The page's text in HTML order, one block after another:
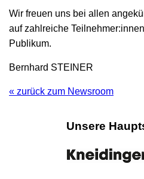
Wir freuen uns bei allen
auf zahlreiche
Publikum.
Bernhard STEINER
« zurück zum Newsroom
Unsere